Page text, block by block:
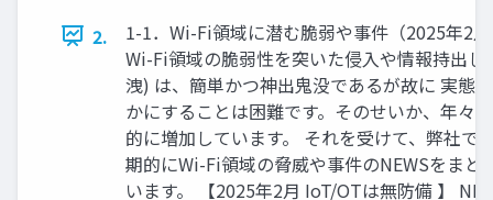
2.
1-1．Wi-Fi領域に潜む脆弱や事件（2025年2
Wi-Fi領域の脆弱性を突いた侵入や情報持出し
洩) は、簡単かつ神出鬼没であるが故に 実態
かにすることは困難です。そのせいか、年々
的に増加しています。 それを受けて、弊社で
期的にWi-Fi領域の脅威や事件のNEWSをまと
います。 【2025年2月 IoT/OTは無防備 】